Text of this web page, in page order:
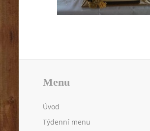
Menu
Úvod
Týdenní menu